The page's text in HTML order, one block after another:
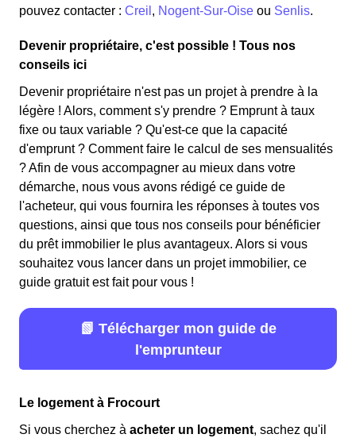
pouvez contacter : Creil , Nogent-Sur-Oise ou Senlis.
Devenir propriétaire, c'est possible ! Tous nos
conseils ici
Devenir propriétaire n'est pas un projet à prendre à la
légère ! Alors, comment s'y prendre ? Emprunt à taux
fixe ou taux variable ? Qu'est-ce que la capacité
d'emprunt ? Comment faire le calcul de ses mensualités
? Afin de vous accompagner au mieux dans votre
démarche, nous vous avons rédigé ce guide de
l'acheteur, qui vous fournira les réponses à toutes vos
questions, ainsi que tous nos conseils pour bénéficier
du prêt immobilier le plus avantageux. Alors si vous
souhaitez vous lancer dans un projet immobilier, ce
guide gratuit est fait pour vous !
📗 Télécharger mon guide de
l'emprunteur
Le logement à Frocourt
Si vous cherchez à acheter un logement, sachez qu'il